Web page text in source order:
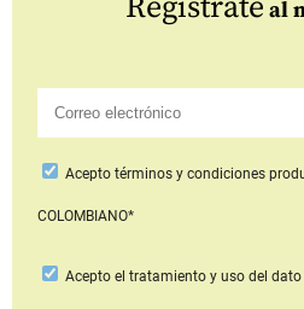
Regístrate al
Aceptotérminos y condiciones
COLOMBIANO*
Acepto el tratamiento y uso del dato